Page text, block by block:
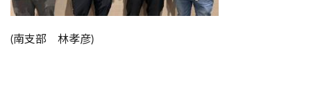
(南支部 林孝彦)